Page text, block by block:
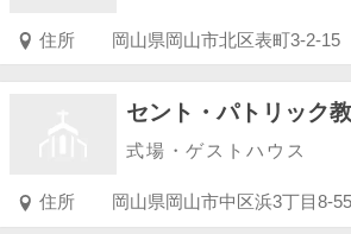
住所 岡山県岡山市北区表町3-2-15
セント・パトリック
式場・ゲストハウス
住所 岡山県岡山市中区浜3丁目8-55